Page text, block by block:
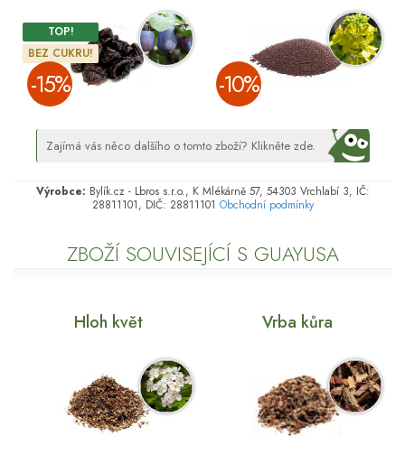
TOP!
BEZ CUKRU!
­-15% ­-10%
Zajímá vás něco dalšího o tomto zboží? Klikněte zde.
Výrobce: Bylík.cz - Lbros s.r.o., K Mlékárně 57, 54303 Vrchlabí 3, IČ:
28811101, DIČ: 28811101 Obchodní podmínky
ZBOŽÍ SOUVISEJÍCÍ S GUAYUSA
Hloh květ Vrba kůra